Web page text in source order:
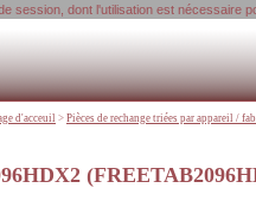
session, dont l'utilisation est nécessaire
d'acceuil > Pièces de rechange triées par appareil /